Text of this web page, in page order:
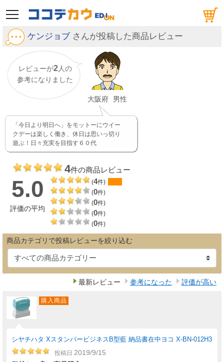
メニュー
ケンジョブさんが投稿した商品レビュー
レビューが2人の
参考になりました
大阪府 男性
「今日より明日へ」をモットーにウイー
クデーは楽しく働き、休日は思いっ切り
遊ぶ！日々充実を目指す６０代
4件の商品レビュー
5.0
評価の平均
(4件)
(0件)
(0件)
(0件)
(0件)
商品カテゴリで投稿レビューを絞り込む
最新レビュー 参考になった 評価が高い
購入商品
シヤチハタ XスタンパービジネスB型藍 納品書在中ヨコ X-BN-012H3
投稿日 2019/9/15